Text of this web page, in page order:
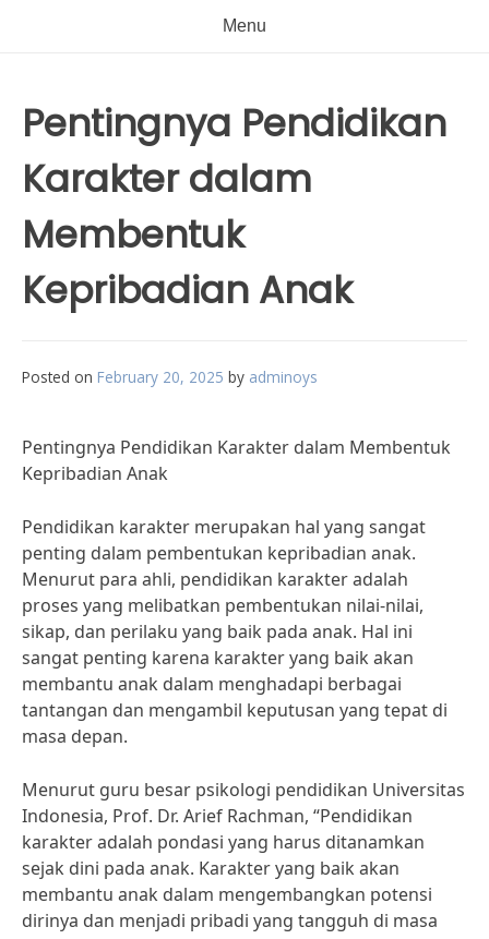
Menu
Pentingnya Pendidikan
Karakter dalam
Membentuk
Kepribadian Anak
Posted on February 20, 2025 by adminoys
Pentingnya Pendidikan Karakter dalam Membentuk
Kepribadian Anak
Pendidikan karakter merupakan hal yang sangat
penting dalam pembentukan kepribadian anak.
Menurut para ahli, pendidikan karakter adalah
proses yang melibatkan pembentukan nilai-nilai,
sikap, dan perilaku yang baik pada anak. Hal ini
sangat penting karena karakter yang baik akan
membantu anak dalam menghadapi berbagai
tantangan dan mengambil keputusan yang tepat di
masa depan.
Menurut guru besar psikologi pendidikan Universitas
Indonesia, Prof. Dr. Arief Rachman, “Pendidikan
karakter adalah pondasi yang harus ditanamkan
sejak dini pada anak. Karakter yang baik akan
membantu anak dalam mengembangkan potensi
dirinya dan menjadi pribadi yang tangguh di masa